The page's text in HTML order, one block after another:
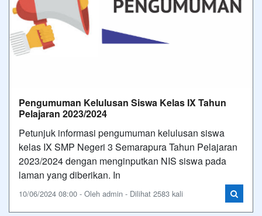
Pengumuman Kelulusan Siswa Kelas IX Tahun
Pelajaran 2023/2024
Petunjuk informasi pengumuman kelulusan siswa
kelas IX SMP Negeri 3 Semarapura Tahun Pelajaran
2023/2024 dengan menginputkan NIS siswa pada
laman yang diberikan. In
10/06/2024 08:00 - Oleh admin - Dilihat 2583 kali